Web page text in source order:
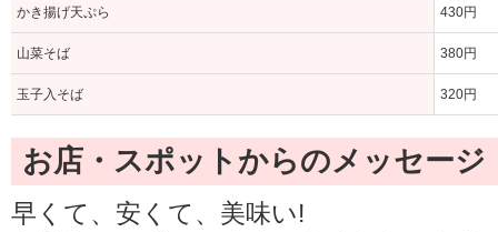
かき揚げ天ぷら 430円
山菜そば 380円
玉子入そば 320円
お店・スポットからのメッセージ
早くて、安くて、美味い!